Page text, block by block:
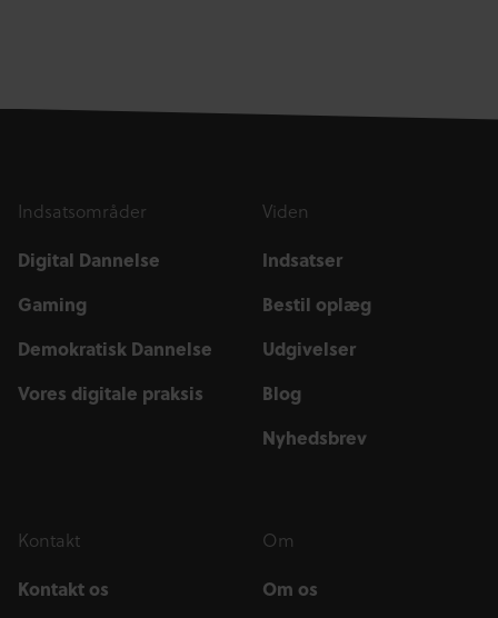
Indsatsområder
Digital Dannelse
Gaming
Demokratisk Dannelse
Vores digitale praksis
Viden
Indsatser
Bestil oplæg
Udgivelser
Blog
Nyhedsbrev
Kontakt
Kontakt os
Om
Om os